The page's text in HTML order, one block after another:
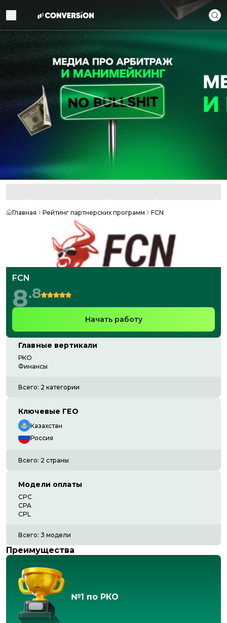
Главная Рейтинг партнерских программ FCN
FCN
8.8
Начать работу
Главные вертикали
РКО
Финансы
Всего: 2 категории
Ключевые ГЕО
Казахстан
Россия
Всего: 2 страны
Модели оплаты
CPC
CPA
CPL
Всего: 3 модели
Преимущества
№1 по РКО